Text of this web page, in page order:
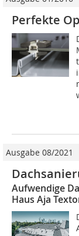
Perfekte
Ausgabe 08/2021
Aufwendige
Haus Aja